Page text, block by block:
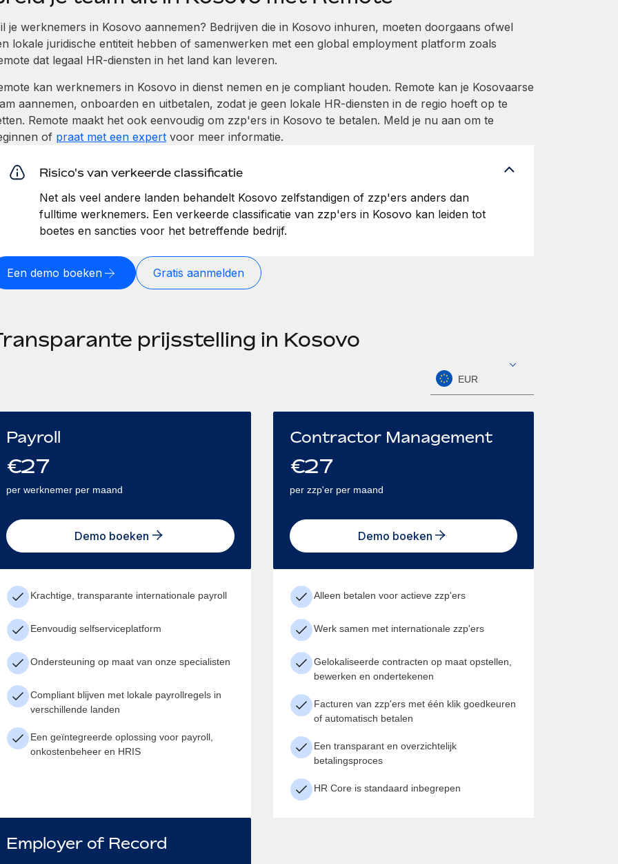
je werknemers in Kosovo aannemen? Bedrijven die in Kosovo inhuren, moeten doorgaans ofwel
lokale juridische entiteit hebben of samenwerken met een global employment platform zoals
dat legaal HR-diensten in het land kan leveren.
kan werknemers in Kosovo in dienst nemen en je compliant houden. Remote kan je Kosovaarse
aannemen, onboarden en uitbetalen, zodat je geen lokale HR-diensten in de regio hoeft op te
Remote maakt het ook eenvoudig om zzp'ers in Kosovo te betalen. Meld je nu aan om te
of praat met een expertvoor meer informatie.
Risico's van verkeerde classificatie
Net als veel andere landen behandelt Kosovo zelfstandigen of zzp'ers anders dan
fulltime werknemers. Een verkeerde classificatie van zzp'ers in Kosovo kan leiden tot
boetes en sancties voor het betreffende bedrijf.
Een demo boeken Gratis aanmelden
prijsstelling in Kosovo
EUR
Payroll
€27
per werknemer per maand
Demo boeken
Krachtige, transparante internationale payroll
Eenvoudig selfserviceplatform
Ondersteuning op maat van onze specialisten
Compliant blijven met lokale payrollregels in
verschillende landen
Een geïntegreerde oplossing voor payroll,
onkostenbeheer en HRIS
Contractor Management
€27
per zzp'er per maand
Demo boeken
Alleen betalen voor actieve zzp'ers
Werk samen met internationale zzp'ers
Gelokaliseerde contracten op maat opstellen,
bewerken en ondertekenen
Facturen van zzp'ers met één klik goedkeuren
of automatisch betalen
Een transparant en overzichtelijk
betalingsproces
HR Core is standaard inbegrepen
Employer of Record